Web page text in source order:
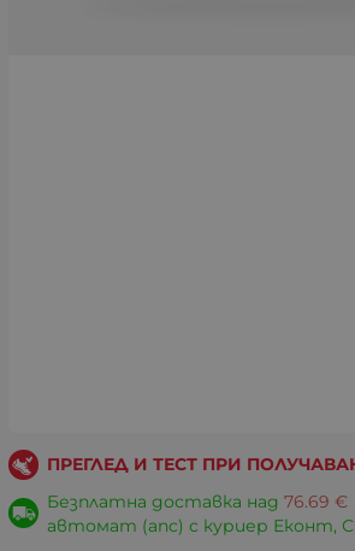
ПРЕГЛЕД И ТЕСТ ПРИ
Безплатна доставка над 76.69 €
автомат (апс) с куриер Еконт,